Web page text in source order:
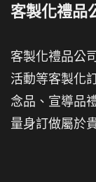
客製化禮品
客製化禮品公
活動等客製化
念品、宣導品
量身訂做屬於